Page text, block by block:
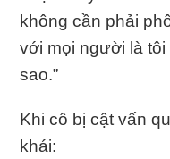
không cần phải
với mọi người là
sao.”
Khi cô bị cật vấn
khái: